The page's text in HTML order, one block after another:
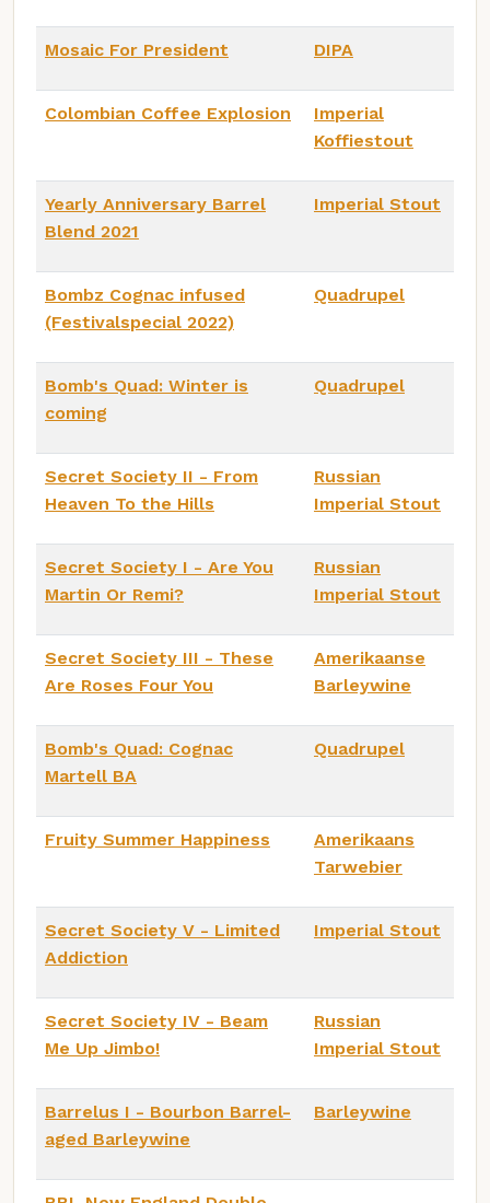
Mosaic For President DIPA
Colombian Coffee Explosion
Imperial
Koffiestout
Yearly Anniversary Barrel
Blend 2021
Imperial Stout
Bombz Cognac infused
(Festivalspecial 2022)
Quadrupel
Bomb's Quad: Winter is
coming
Quadrupel
Secret Society II - From
Heaven To the Hills
Russian
Imperial Stout
Secret Society I - Are You
Martin Or Remi?
Russian
Imperial Stout
Secret Society III - These
Are Roses Four You
Amerikaanse
Barleywine
Bomb's Quad: Cognac
Martell BA
Quadrupel
Fruity Summer Happiness
Amerikaans
Tarwebier
Secret Society V - Limited
Addiction
Imperial Stout
Secret Society IV - Beam
Me Up Jimbo!
Russian
Imperial Stout
Barrelus I - Bourbon Barrel-
aged Barleywine
Barleywine